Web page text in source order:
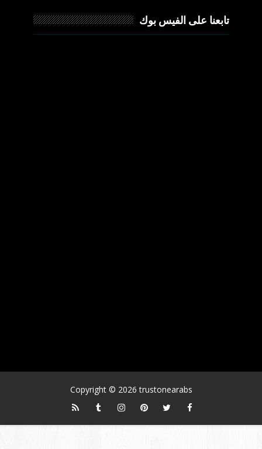
تابعنا على الفيس بوك
Copyright © 2026trustonearabs